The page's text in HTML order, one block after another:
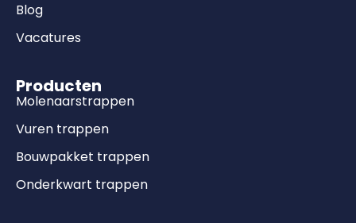
Blog
Vacatures
Producten
Molenaarstrappen
Vuren trappen
Bouwpakket trappen
Onderkwart trappen